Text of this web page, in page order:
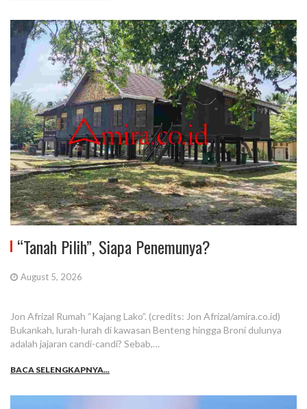
“Tanah Pilih”, Siapa Penemunya?
August 5, 2026
Jon Afrizal Rumah “Kajang Lako”. (credits: Jon Afrizal/amira.co.id)
Bukankah, lurah-lurah di kawasan Benteng hingga Broni dulunya
adalah jajaran candi-candi? Sebab,…
BACA SELENGKAPNYA...